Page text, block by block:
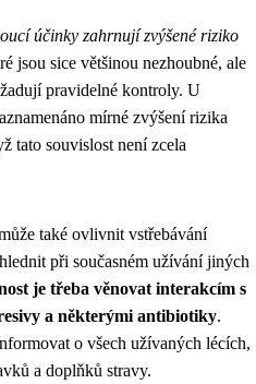
účinky zahrnují zvýšené riziko
jsou sice většinou nezhoubné, ale
pravidelné kontroly. U
mírné zvýšení rizika
tato souvislost není zcela
také ovlivnit vstřebávání
při současném užívání jiných
je třeba věnovat interakcím s
a některými antibiotiky.
o všech užívaných lécích,
a doplňků stravy.